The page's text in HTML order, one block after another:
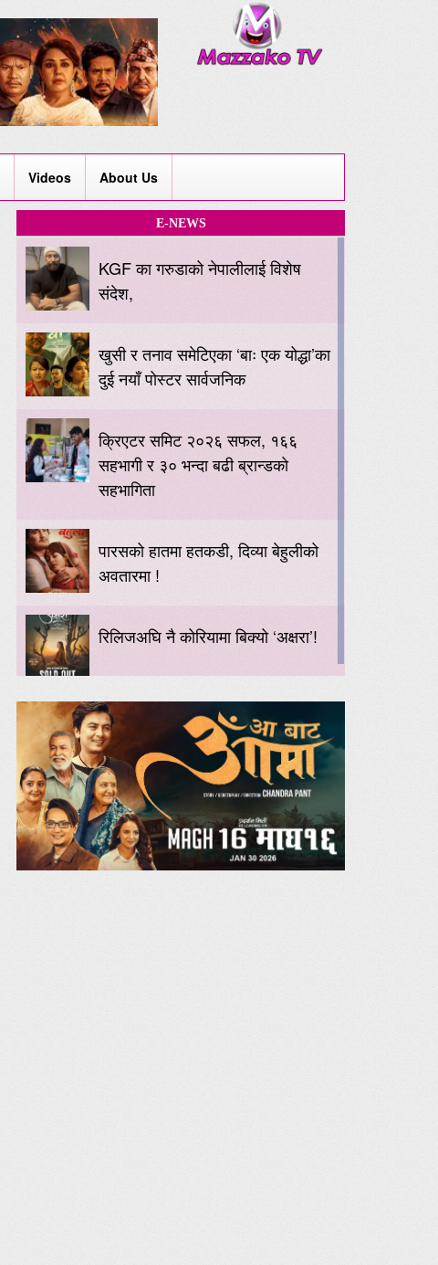
Videos About Us
E-NEWS
KGF का गरुडाको नेपालीलाई विशेष
संदेश,
खुसी र तनाव समेटिएका ‘बाः एक योद्धा’का
दुई नयाँ पोस्टर सार्वजनिक
क्रिएटर समिट २०२६ सफल, १६६
सहभागी र ३० भन्दा बढी ब्रान्डको
सहभागिता
पारसको हातमा हतकडी, दिव्या बेहुलीको
अवतारमा !
रिलिजअघि नै कोरियामा बिक्यो ‘अक्षरा’!